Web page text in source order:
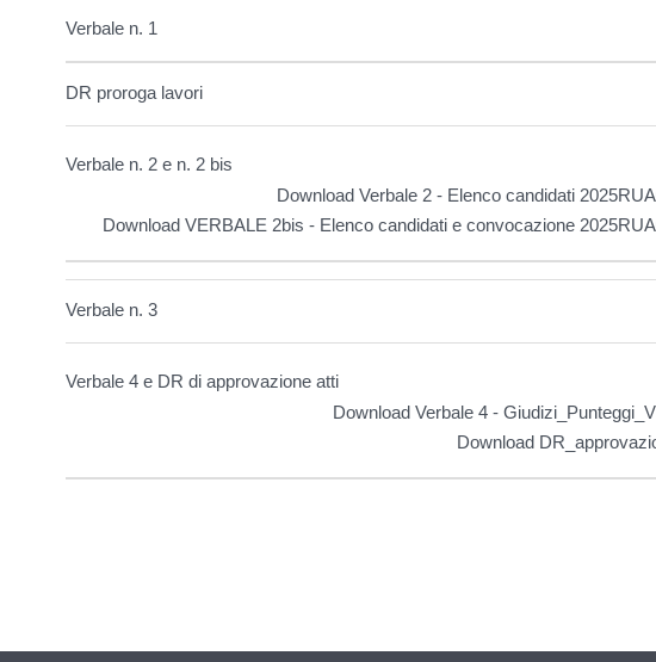
Verbale n. 1
DR proroga lavori
Verbale n. 2 e n. 2 bis
Download Verbale 2 - Elenco candidati
Download VERBALE 2bis - Elenco candidati e convocazione
Verbale n. 3
Verbale 4 e DR di approvazione atti
Download Verbale 4 -
Download